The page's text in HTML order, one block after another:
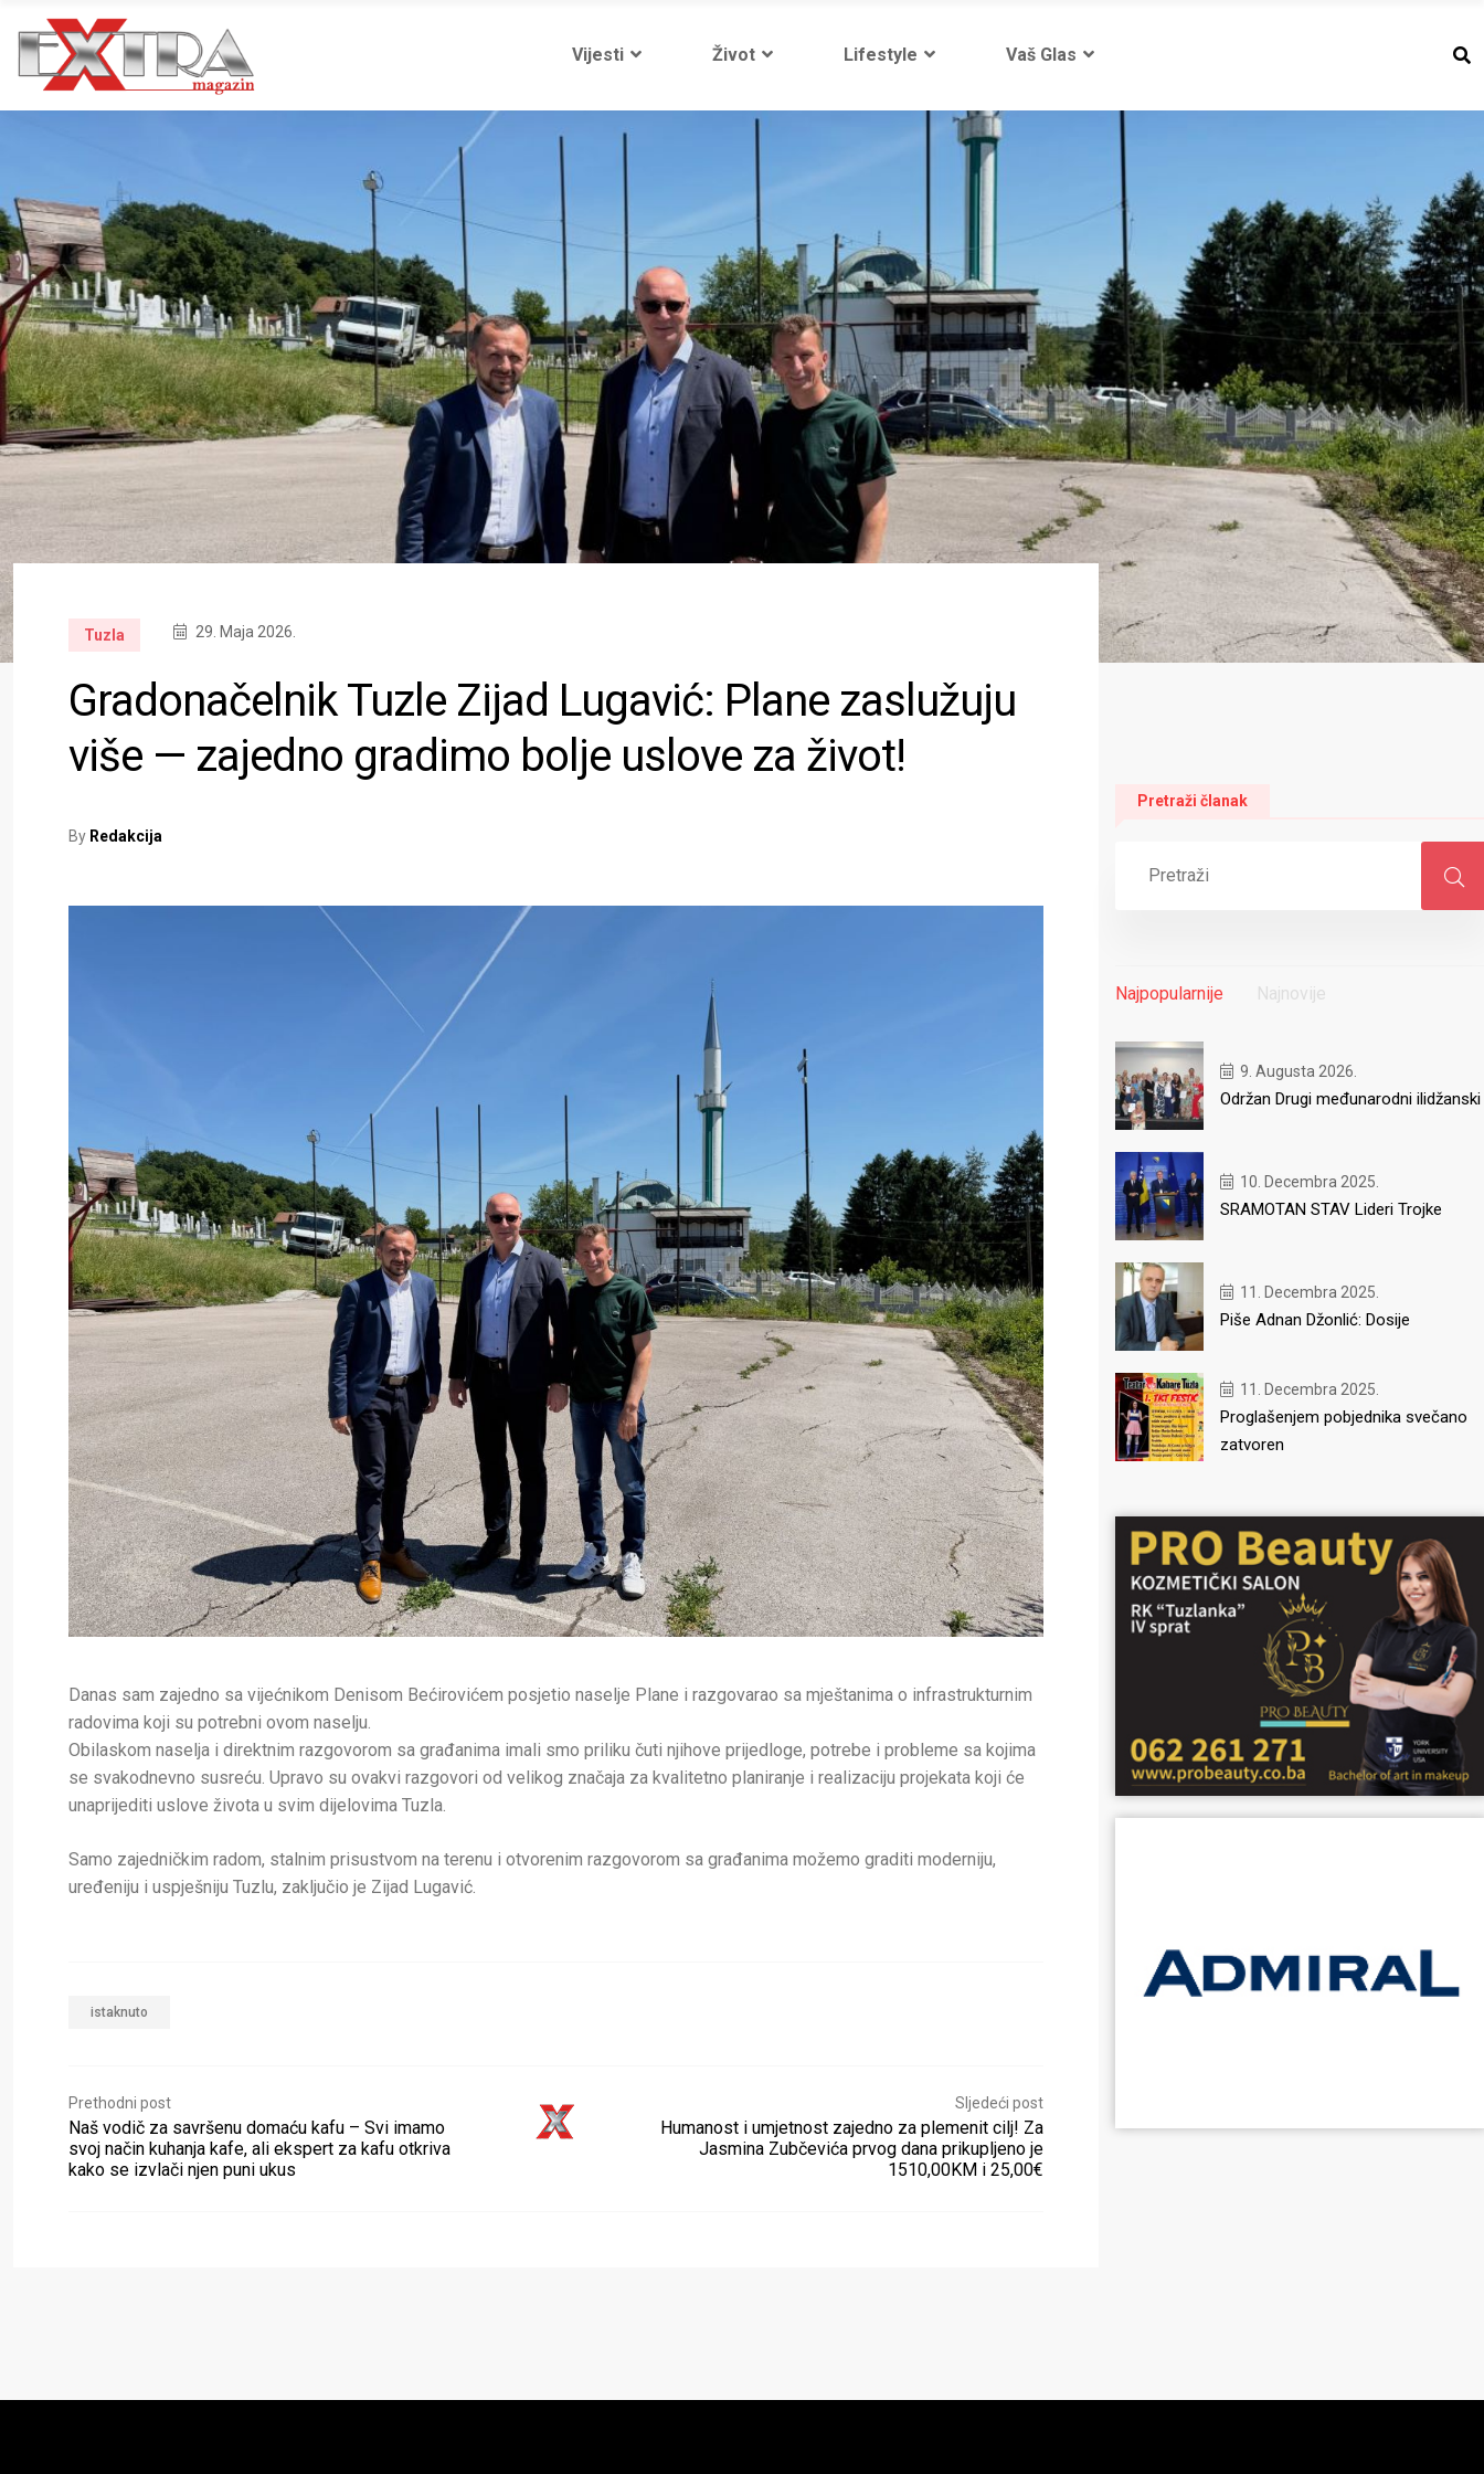
Vijesti Život Lifestyle Vaš Glas
Tuzla 29. Maja 2026.
Gradonačelnik Tuzle Zijad Lugavić: Plane zaslužuju
više — zajedno gradimo bolje uslove za život!
By Redakcija
Danas sam zajedno sa vijećnikom Denisom Bećirovićem posjetio naselje Plane i razgovarao sa mještanima o infrastrukturnim
radovima koji su potrebni ovom naselju.
Obilaskom naselja i direktnim razgovorom sa građanima imali smo priliku čuti njihove prijedloge, potrebe i probleme sa kojima
se svakodnevno susreću. Upravo su ovakvi razgovori od velikog značaja za kvalitetno planiranje i realizaciju projekata koji će
unaprijediti uslove života u svim dijelovima Tuzla.
Samo zajedničkim radom, stalnim prisustvom na terenu i otvorenim razgovorom sa građanima možemo graditi moderniju,
uređeniju i uspješniju Tuzlu, zaključio je Zijad Lugavić.
istaknuto
Prethodni post
Naš vodič za savršenu domaću kafu – Svi imamo
svoj način kuhanja kafe, ali ekspert za kafu otkriva
kako se izvlači njen puni ukus
Sljedeći post
Humanost i umjetnost zajedno za plemenit cilj! Za
Jasmina Zubčevića prvog dana prikupljeno je
1510,00KM i 25,00€
Pretraži članak
Najpopularnije Najnovije
9. Augusta 2026.
Održan Drugi međunarodni ilidžanski
10. Decembra 2025.
SRAMOTAN STAV Lideri Trojke
11. Decembra 2025.
Piše Adnan Džonlić: Dosije
11. Decembra 2025.
Proglašenjem pobjednika svečano
zatvoren